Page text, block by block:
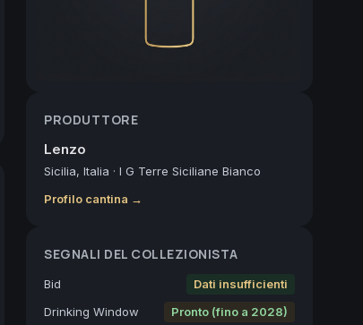
PRODUTTORE
Lenzo
Sicilia, Italia · I G Terre Siciliane Bianco
Profilo cantina →
SEGNALI DEL COLLEZIONISTA
Bid
Dati insufficienti
Drinking Window
Pronto (fino a 2028)